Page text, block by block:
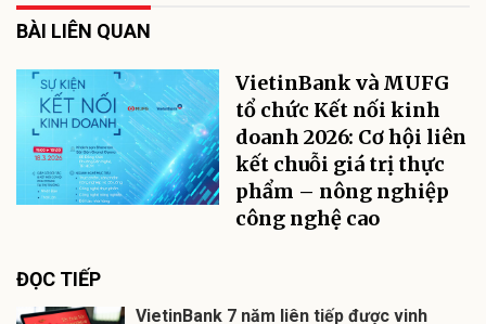
BÀI LIÊN QUAN
VietinBank và MUFG
tổ chức Kết nối kinh
doanh 2026: Cơ hội liên
kết chuỗi giá trị thực
phẩm – nông nghiệp
công nghệ cao
ĐỌC TIẾP
VietinBank 7 năm liên tiếp được vinh